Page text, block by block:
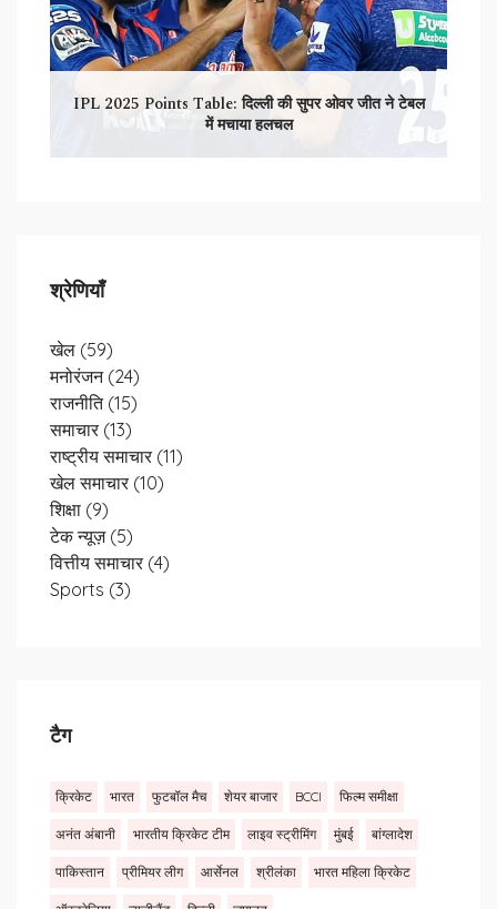
IPL 2025 Points Table: दिल्ली की सुपर ओवर जीत ने टेबल
में मचाया हलचल
श्रेणियाँ
खेल (59)
मनोरंजन (24)
राजनीति (15)
समाचार (13)
राष्ट्रीय समाचार (11)
खेल समाचार (10)
शिक्षा (9)
टेक न्यूज़ (5)
वित्तीय समाचार (4)
Sports (3)
टैग
क्रिकेट भारत फुटबॉल मैच शेयर बाजार BCCI फिल्म समीक्षा
अनंत अंबानी भारतीय क्रिकेट टीम लाइव स्ट्रीमिंग मुंबई बांग्लादेश
पाकिस्तान प्रीमियर लीग आर्सेनल श्रीलंका भारत महिला क्रिकेट